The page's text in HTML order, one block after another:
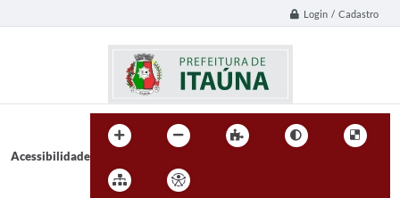
Login / Cadastro
Acessibilidade